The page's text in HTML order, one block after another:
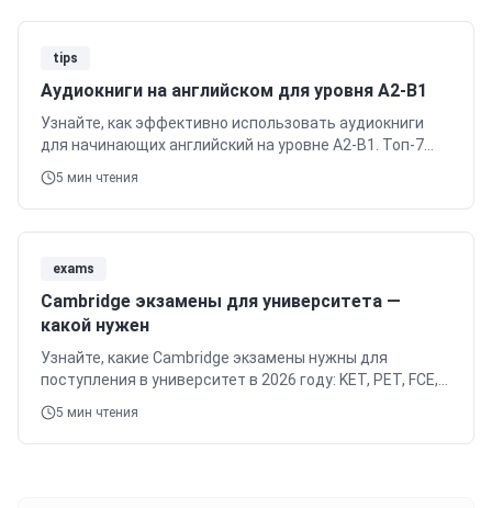
tips
Аудиокниги на английском для уровня A2-B1
Узнайте, как эффективно использовать аудиокниги
для начинающих английский на уровне A2-B1. Топ-7
серий (Cambridge English Readers, Penguin Active),
методики прослушивания и где найти. Бесплатный
пробный урок в O'KEY ENGLISH. Cambridge.
5 мин чтения
exams
Cambridge экзамены для университета —
какой нужен
Узнайте, какие Cambridge экзамены нужны для
поступления в университет в 2026 году: KET, PET, FCE,
CAE, CPE. Подготовка к Cambridge экзаменам в O'KEY
ENGLISH. Бесплатный пробный урок.
5 мин чтения